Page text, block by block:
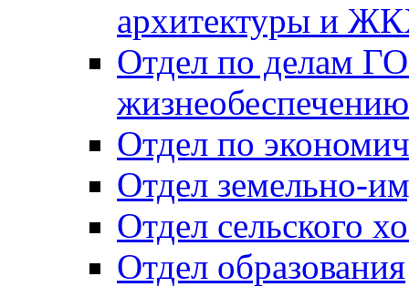
архитектуры и
Отдел по делам
Отдел по
Отдел земельно-
Отдел сельского
Отдел образования